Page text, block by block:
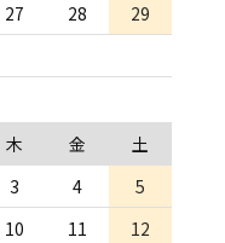
27 28
29
木 金
土
3 4
5
10 11
12